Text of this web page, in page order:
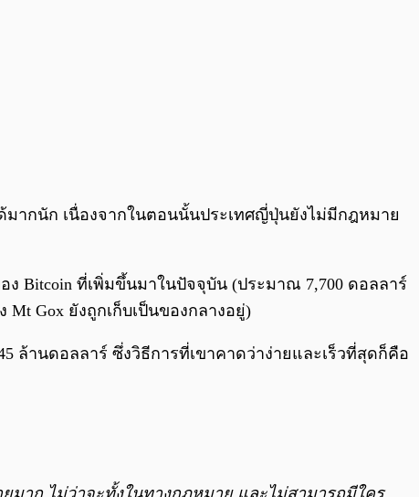
มากนัก เนื่องจากในตอนนั้นประเทศญี่ปุ่นยังไม่มีกฎหมาย
ง Bitcoin ที่เพิ่มขึ้นมาในปัจจุบัน (ประมาณ 7,700 ดอลลาร์
Gox ยังถูกเก็บเป็นของกลางอยู่)
ล้านดอลลาร์ ซึ่งวิธีการที่เขาคาดว่าง่ายและเร็วที่สุดก็คือ